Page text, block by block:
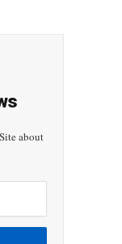
about